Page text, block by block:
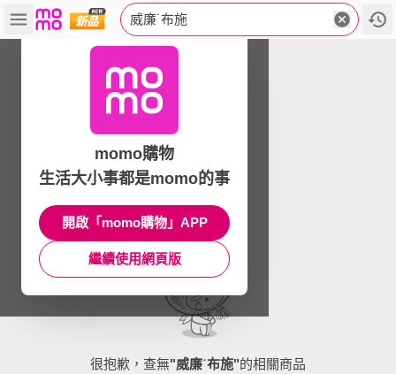
威廉˙布施
很抱歉，查無"威廉˙布施"的相關商品
momo購物
生活大小事都是momo的事
開啟「momo購物」APP
繼續使用網頁版